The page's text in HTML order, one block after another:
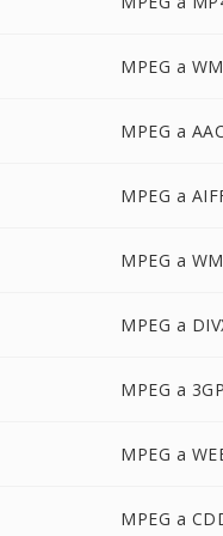
MPEG a
MPEG a AAC
MPEG a
MPEG a
MPEG a
MPEG a 3GP
MPEG a
MPEG a